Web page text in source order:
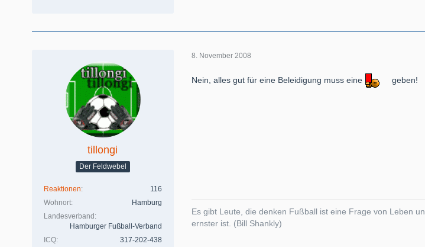
tillongi
Der Feldwebel
Reaktionen
116
Wohnort
Hamburg
Landesverband
Hamburger Fußball-Verband
ICQ
317-202-438
8. November 2008
Nein, alles gut für eine Beleidigung muss eine geben!
Es gibt Leute, die denken Fußball ist eine Frage von Leben
ernster ist. (Bill Shankly)